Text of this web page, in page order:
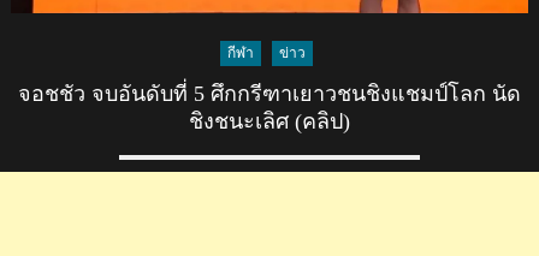
กีฬา ข่าว
จอชชัว จบอันดับที่ 5 ศึกกรีฑาเยาวชนชิงแชมป์โลก นัด
ชิงชนะเลิศ (คลิป)